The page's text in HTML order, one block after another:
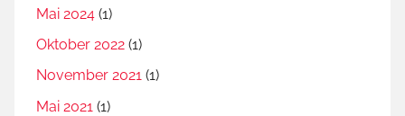
Mai 2024 (1)
Oktober 2022 (1)
November 2021 (1)
Mai 2021 (1)